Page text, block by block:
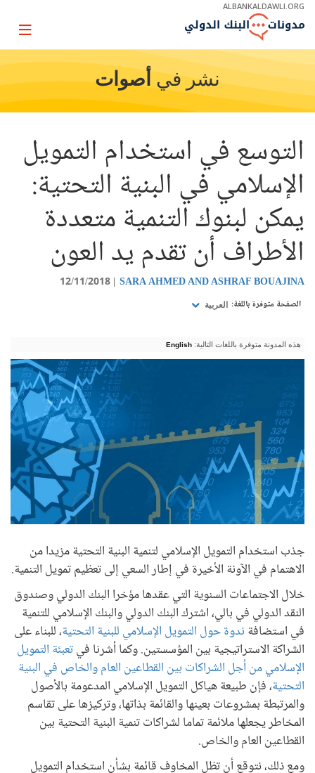
Skip
Main
ALBANKALDAWLI.ORG
Page
نشر في أصوات
التوسع في استخدام التمويل
الإسلامي في البنية التحتية:
يمكن لبنوك التنمية متعددة
الأطراف أن تقدم يد العون
SARA AHMED AND ASHRAF BOUAJINA
12/11/2018
الصفحة متوفرة باللغة: العربية
هذه المدونة متوفرة باللغات التالية: English
جذب استخدام التمويل الإسلامي لتنمية البنية التحتية مزيدا من
الاهتمام في الآونة الأخيرة في إطار السعي إلى تعظيم تمويل التنمية.
خلال الاجتماعات السنوية التي عقدها مؤخرا البنك الدولي وصندوق
النقد الدولي في بالي، اشترك البنك الدولي والبنك الإسلامي للتنمية
في استضافة ندوة حول التمويل الإسلامي للبنية التحتية، للبناء على
الشراكة الاستراتيجية بين المؤسستين. وكما أشرنا فيتعبئة التمويل
الإسلامي من أجل الشراكات بين القطاعين العام والخاص في البنية
التحتية، فإن طبيعة هياكل التمويل الإسلامي المدعومة بالأصول
والمرتبطة بمشروعات بعينها والقائمة بذاتها، وتركيزها على تقاسم
المخاطر يجعلها ملائمة تماما لشراكات تنمية البنية التحتية بين
القطاعين العام والخاص.
ومع ذلك، نتوقع أن تظل المخاوف قائمة بشأن استخدام التمويل